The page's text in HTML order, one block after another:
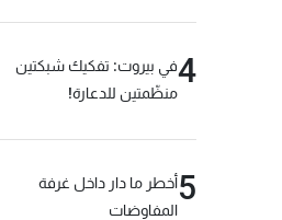
4في بيروت: تفكيك شبكتين
منظّمتين للدعارة!
5أخطر ما دار داخل غرفة
المفاوضات